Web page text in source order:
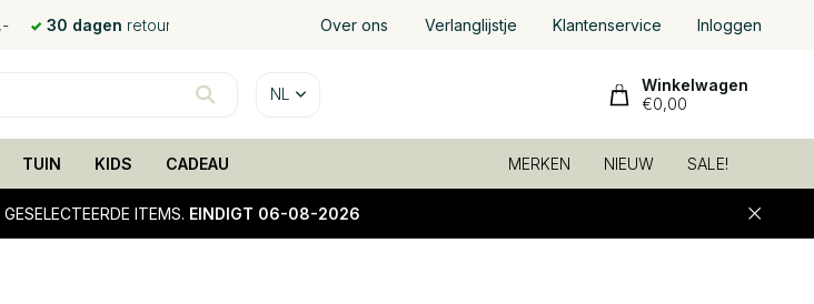
30 dagen retour Over ons Verlanglijstje Klantenservice Inloggen
NL
Winkelwagen
€0,00
TUIN KIDS CADEAU MERKEN NIEUW SALE!
ITEMS. EINDIGT 06-08-2026